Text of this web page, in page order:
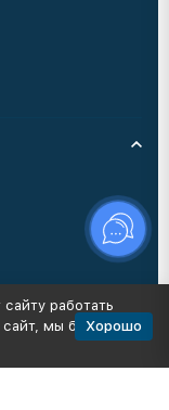
работать
сайт, мы будемХорошо